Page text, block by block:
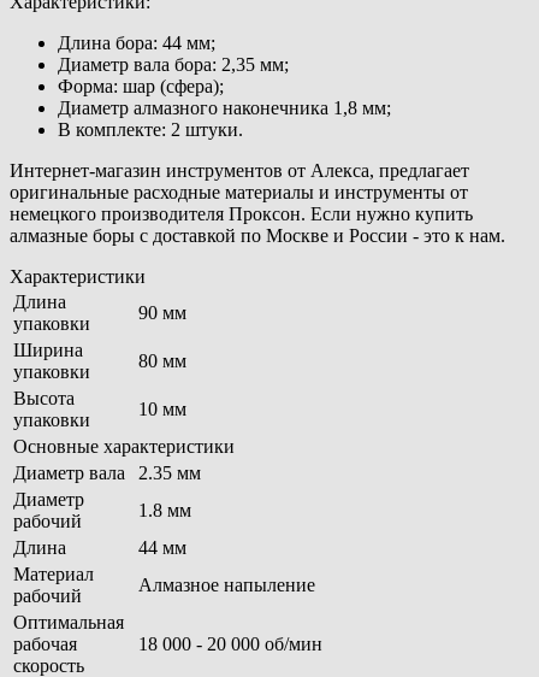
Длина бора: 44 мм;
Диаметр вала бора: 2,35 мм;
Форма: шар (сфера);
Диаметр алмазного наконечника 1,8 мм;
В комплекте: 2 штуки.
Интернет-магазин инструментов от Алекса, предлагает
оригинальные расходные материалы и инструменты от
немецкого производителя Проксон. Если нужно купить
алмазные боры с доставкой по Москве и России - это к нам.
Характеристики
Длина
упаковки
90 мм
Ширина
упаковки
80 мм
Высота
упаковки
10 мм
Основные характеристики
Диаметр вала
2.35 мм
Диаметр
рабочий
1.8 мм
Длина
44 мм
Материал
рабочий
Алмазное напыление
Оптимальная
рабочая
скорость
18 000 - 20 000 об/мин